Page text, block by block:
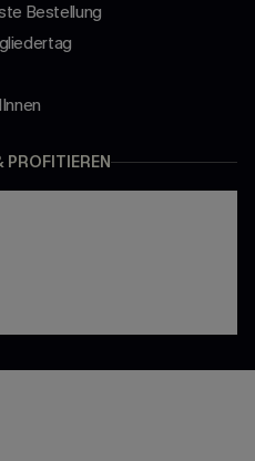
Bestellung
PROFITIEREN